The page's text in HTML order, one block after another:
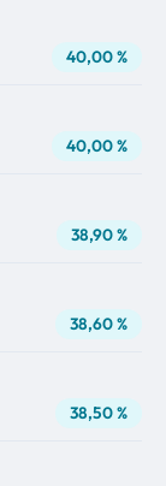
40,00 %
40,00 %
38,90 %
38,60 %
38,50 %